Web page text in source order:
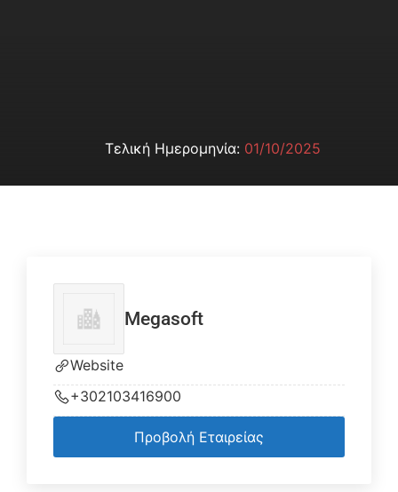
Τελική Ημερομηνία: 01/10/2025
Megasoft
Website
+302103416900
Προβολή Εταιρείας